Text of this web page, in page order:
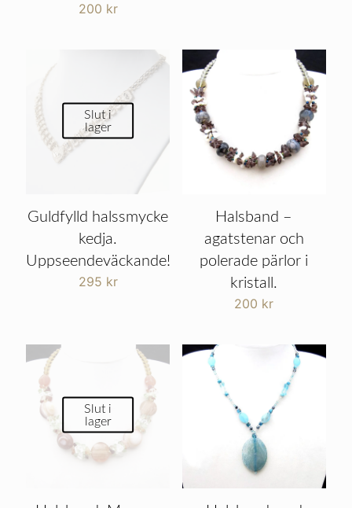
200 kr
Slut i
lager
Guldfylld halssmycke
kedja.
Uppseendeväckande!
295 kr
Halsband –
agatstenar och
polerade pärlor i
kristall.
200 kr
Slut i
lager